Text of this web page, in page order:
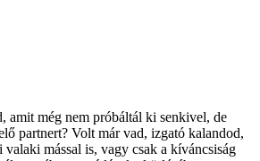
amit még nem próbáltál ki senkivel, de
partnert? Volt már vad, izgató kalandod,
valaki mással is, vagy csak a kíváncsiság